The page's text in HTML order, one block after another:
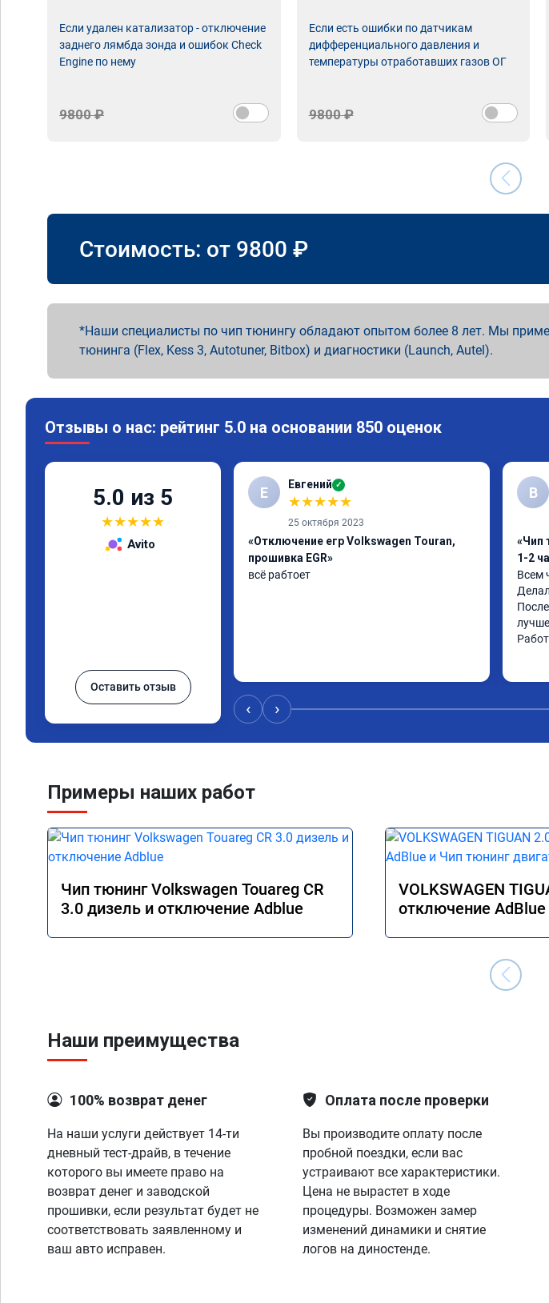
Если удален катализатор - отключение
заднего лямбда зонда и ошибок Check
Engine по нему
9800 ₽
Если есть ошибки по датчикам
дифференциального давления и
температуры отработавших газов ОГ
9800 ₽
Стоимость: от 9800 ₽
Наши специалисты по чип тюнингу обладают опытом более 8 лет. Мы
тюнинга (Flex, Kess 3, Autotuner, Bitbox) и диагностики (Launch, Autel).
Отзывы о нас: рейтинг 5.0 на основании 850 оценок
5.0 из 5
★★★★★
Avito
Оставить отзыв
Е Евгений ✓
★★★★★
25 октября 2023
«Отключение егр Volkswagen Touran,
прошивка EGR»
всё рабтоет
В
«Чип
1-2
Всем
‹ ›
Примеры наших работ
Чип тюнинг Volkswagen Touareg CR
3.0 дизель и отключение Adblue
VOLKSWAGEN
отключение
Наши преимущества
100% возврат денег
На наши услуги действует 14-ти
дневный тест-драйв, в течение
которого вы имеете право на
возврат денег и заводской
прошивки, если результат будет не
соответствовать заявленному и
ваш авто исправен.
Оплата после проверки
Вы производите оплату после
пробной поездки, если вас
устраивают все характеристики.
Цена не вырастет в ходе
процедуры. Возможен замер
изменений динамики и снятие
логов на диностенде.